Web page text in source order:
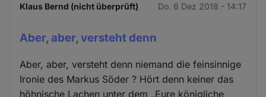
Klaus Bernd (nicht überprüft) Do. 6 Dez 2018 - 14:17
Aber, aber, versteht denn
Aber, aber, versteht denn niemand die feinsinnige
Ironie des Markus Söder ? Hört denn keiner das
höhnische Lachen unter dem „Eure königliche